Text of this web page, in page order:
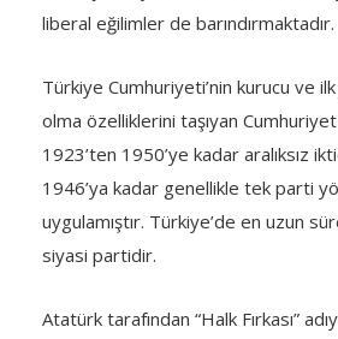
liberal eğilimler de barındırmaktadır.
Türkiye Cumhuriyeti’nin kurucu ve
olma özelliklerini taşıyan
1923’ten 1950’ye kadar aralıksız
1946’ya kadar genellikle tek parti
uygulamıştır. Türkiye’de en uzun
siyasi partidir.
Atatürk tarafından “Halk Fırkası”